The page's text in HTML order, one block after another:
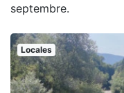
septembre.
Locales